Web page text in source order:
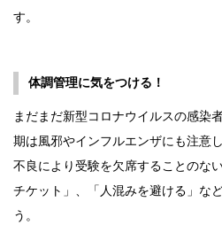
す。
体調管理に気をつける！
まだまだ新型コロナウイルスの感染
期は風邪やインフルエンザにも注意
不良により受験を欠席することのな
チケット」、「人混みを避ける」な
う。